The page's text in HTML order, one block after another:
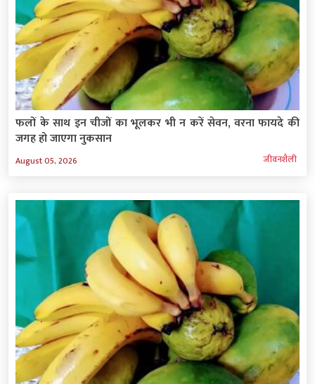
फलों के साथ इन चीजों का भूलकर भी न करें सेवन, वरना फायदे की
जगह हो जाएगा नुकसान
August 05, 2026 जीवनशैली